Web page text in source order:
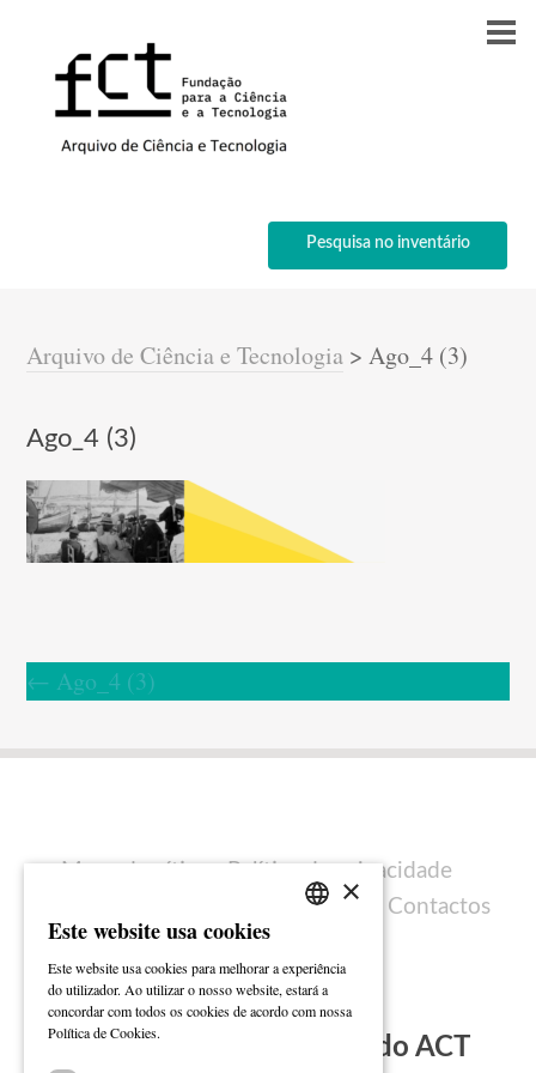
Pesquisa no inventário
Arquivo de Ciência e Tecnologia >Ago_4 (3)
Ago_4 (3)
← Ago_4 (3)
Mapa do sítio
Política de privacidade
Ficha técnica Contactos
Subscreva a Newsletter do ACT
ENGLISH
×
Este website usa cookies
Este website usa cookies para melhorar a experiência
do utilizador. Ao utilizar o nosso website, estará a
concordar com todos os cookies de acordo com nossa
Política de Cookies.